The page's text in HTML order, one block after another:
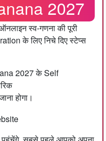
2027
स्व-गणना की पूरी
के लिए निचे दिए स्टेप्स
2027 के Self
होगा।